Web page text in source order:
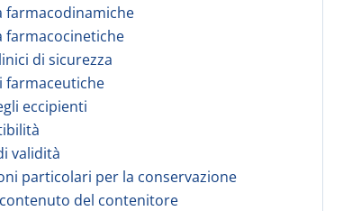
farmacodinamiche
farmacocinetiche
di sicurezza
farmaceutiche
eccipienti
validità
particolari per la conservazione
del contenitore